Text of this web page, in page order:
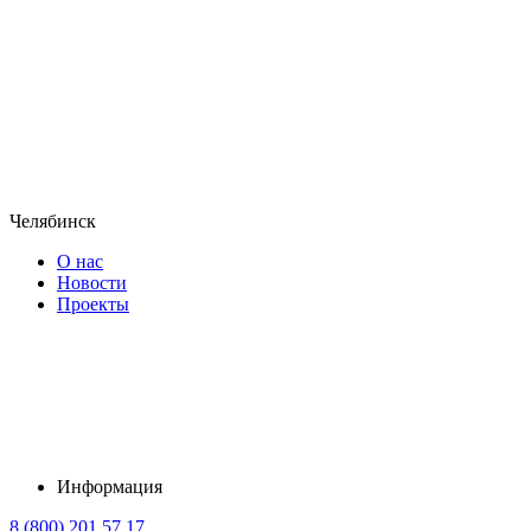
Челябинск
О нас
Новости
Проекты
Информация
8 (800) 201 57 17